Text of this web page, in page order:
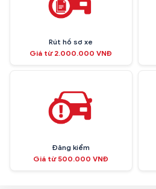
Rút hồ sơ xe
Giá từ 2.000.000 VNĐ
Đăng kiểm
Giá từ 500.000 VNĐ